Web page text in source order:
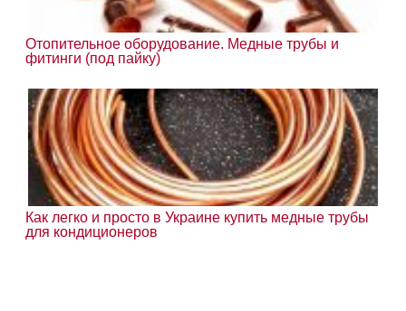
Отопительное оборудование. Медные трубы и
фитинги (под пайку)
Как легко и просто в Украине купить медные трубы
для кондиционеров